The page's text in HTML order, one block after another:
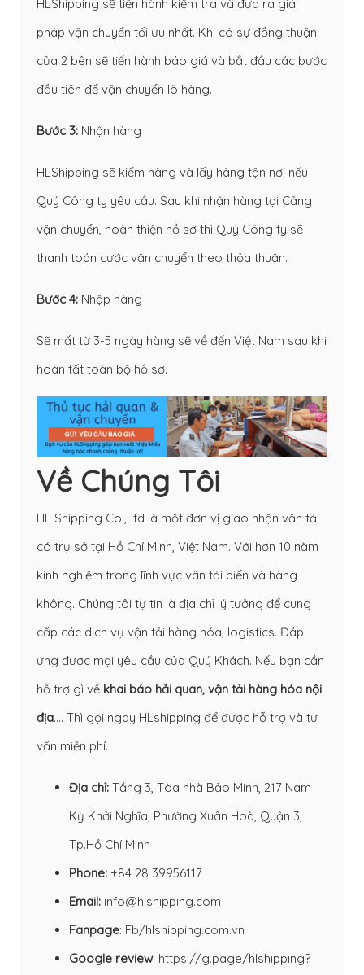
HLShipping sẽ tiến hành kiểm tra và đưa ra giải
pháp vận chuyển tối ưu nhất. Khi có sự đồng thuận
của 2 bên sẽ tiến hành báo giá và bắt đầu các bước
đầu tiên để vận chuyển lô hàng.
Bước 3: Nhận hàng
HLShipping sẽ kiểm hàng và lấy hàng tận nơi nếu
Quý Công ty yêu cầu. Sau khi nhận hàng tại Cảng
vận chuyển, hoàn thiện hồ sơ thì Quý Công ty sẽ
thanh toán cước vận chuyển theo thỏa thuận.
Bước 4: Nhập hàng
Sẽ mất từ 3-5 ngày hàng sẽ về đến Việt Nam sau khi
hoàn tất toàn bộ hồ sơ.
Về Chúng Tôi
HL Shipping Co.,Ltd là một đơn vị giao nhận vận tải
có trụ sở tại Hồ Chí Minh, Việt Nam. Với hơn 10 năm
kinh nghiệm trong lĩnh vực vân tải biển và hàng
không. Chúng tôi tự tin là địa chỉ lý tưởng để cung
cấp các dịch vụ vận tải hàng hóa, logistics. Đáp
ứng được mọi yêu cầu của Quý Khách. Nếu bạn cần
hỗ trợ gì về khai báo hải quan, vận tải hàng hóa nội
địa…. Thì gọi ngay HLshipping để được hỗ trợ và tư
vấn miễn phí.
Địa chỉ: Tầng 3, Tòa nhà Bảo Minh, 217 Nam
Kỳ Khởi Nghĩa, Phường Xuân Hoà, Quận 3,
Tp.Hồ Chí Minh
Phone: +84 28 39956117
Email: info@hlshipping.com
Fanpage: Fb/hlshipping.com.vn
Google review: https://g.page/hlshipping?